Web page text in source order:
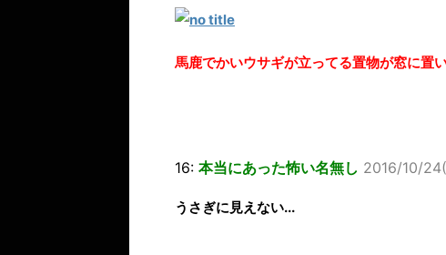
馬鹿でかいウサギが立ってる置物が窓に置
16: 本当にあった怖い名無し 2016/10/
うさぎに見えない...